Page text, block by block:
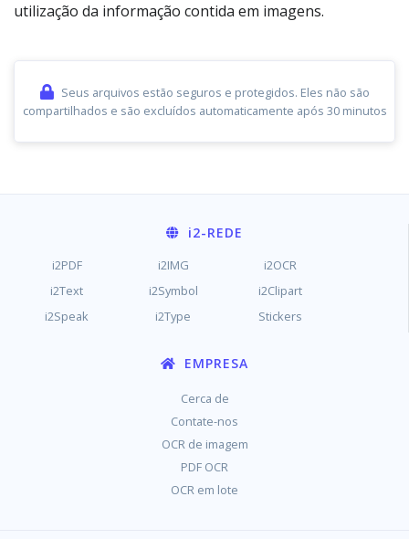
utilização da informação contida em imagens.
Seus arquivos estão seguros e protegidos. Eles não são
compartilhados e são excluídos automaticamente após 30 minutos
i2-REDE
i2PDF i2IMG
i2OCR
i2Text
i2Symbol
i2Clipart
i2Speak
i2Type Stickers
EMPRESA
Cerca de
Contate-nos
OCR de imagem
PDF OCR
OCR em lote